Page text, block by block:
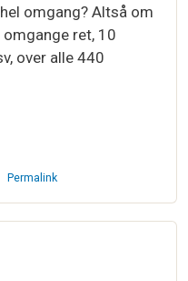
omgang? Altså om
ret, 10
over alle 440
Permalink